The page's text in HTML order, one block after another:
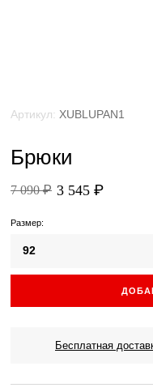
Артикул: XUBLUPAN1
Брюки
7 090 ₽ 3 545 ₽
Размер:
92
Бесплатная